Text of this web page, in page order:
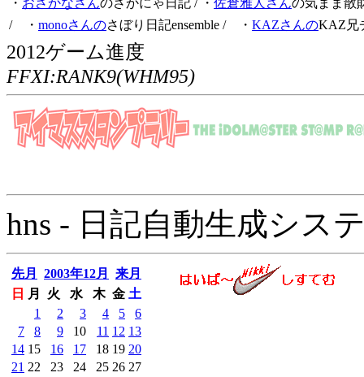
・ おさかなさんのさかにゃ日記 / ・ 佐倉雅人さんの気まま散
/ ・ monoさんのさぼり日記ensemble / ・ KAZさんのKAZ兄
2012ゲーム進度
FFXI:RANK9(WHM95)
hns - 日記自動生成シス
先月 2003年12月
来月
日
月 火 水 木 金 土
1
2 3 4 5
6
7
8 9 10 11 12 13
14 15 16 17 18 19 20
21 22 23 24 25 26 27